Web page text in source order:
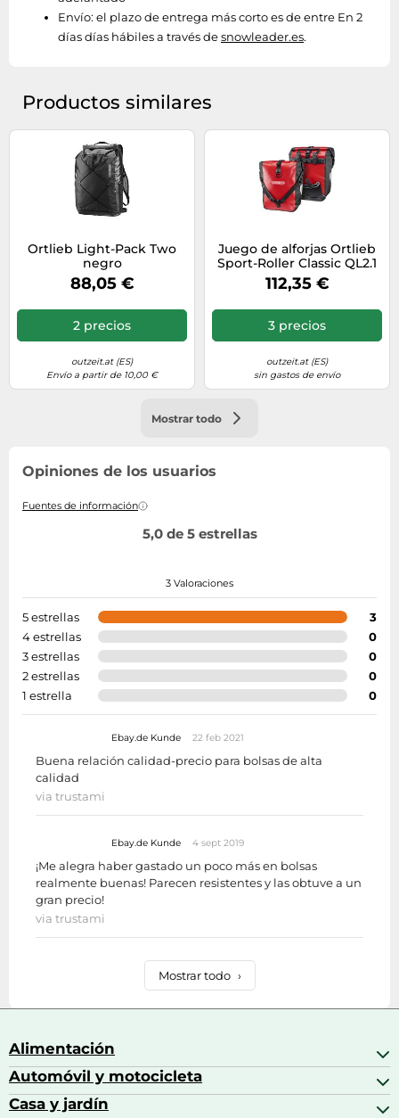
Envío: el plazo de entrega más corto es de entre En 2
días días hábiles a través desnowleader.es.
Productos similares
Ortlieb Light-Pack Two
negro
88,05 €
2 precios
outzeit.at (ES)
Envío a partir de 10,00 €
Juego de alforjas Ortlieb
Sport-Roller Classic QL2.1
rojo-negro
112,35 €
3 precios
outzeit.at (ES)
sin gastos de envío
Mostrar todo
Opiniones de los usuarios
Fuentes de información
5,0 de 5 estrellas
3 Valoraciones
5 estrellas
3
4 estrellas
0
3 estrellas
0
2 estrellas
0
1 estrella
0
Ebay.de Kunde 22 feb 2021
Buena relación calidad-precio para bolsas de alta
calidad
via trustami
Ebay.de Kunde 4 sept 2019
¡Me alegra haber gastado un poco más en bolsas
realmente buenas! Parecen resistentes y las obtuve a un
gran precio!
via trustami
Mostrar todo ›
Alimentación
Bebidas
Bebidas espirituosas
Automóvil y motocicleta
Accesorios para coche
Casa y jardín